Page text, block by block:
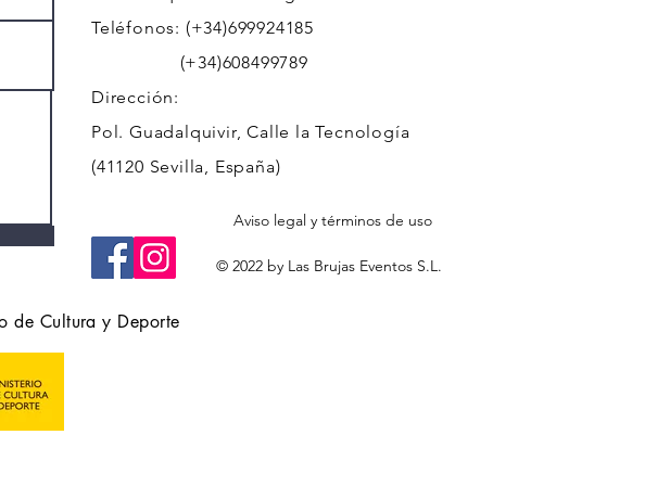
Teléfonos: (+34)699924185
(+34)608499789
Dirección:
Pol. Guadalquivir, Calle la Tecnología
(41120 Sevilla, España)
Aviso legal y términos de uso
© 2022 by Las Brujas Eventos S.L.
de Cultura y Deporte